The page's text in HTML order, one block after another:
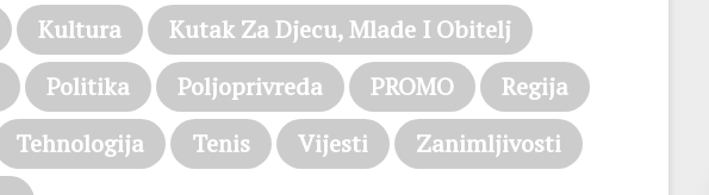
Kultura
Kutak Za Djecu, Mlade I Obitelj
Politika Poljoprivreda PROMO
Regija
Tehnologija Tenis Vijesti
Zanimljivosti